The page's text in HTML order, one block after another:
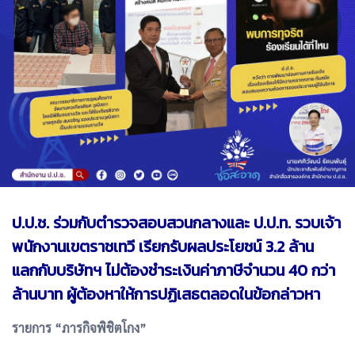
ป.ป.ช. ร่วมกับตำรวจสอบสวนกลางและ ป.ป.ท. รวบเจ้า
พนักงานเขตราชเทวี เรียกรับผลประโยชน์ 3.2 ล้าน
แลกกับบริษัทฯ ไม่ต้องชำระเงินค่าภาษีจำนวน 40 กว่า
ล้านบาท ผู้ต้องหาให้การปฏิเสธตลอดในข้อกล่าวหา
รายการ “ภารกิจพิชิตโกง”